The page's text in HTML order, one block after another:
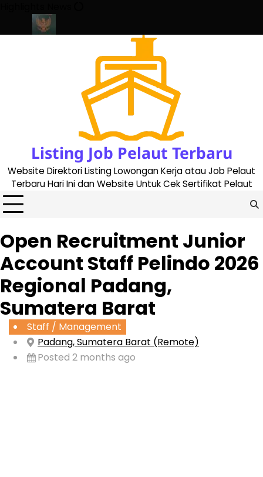
content
Listing Job Pelaut Terbaru
Website Direktori Listing Lowongan Kerja atau Job Pelaut
Terbaru Hari Ini dan Website Untuk Cek Sertifikat Pelaut
Open Recruitment Junior
Account Staff Pelindo 2026
Regional Padang,
Sumatera Barat
Staff / Management
Padang, Sumatera Barat (Remote)
Posted 2 months ago